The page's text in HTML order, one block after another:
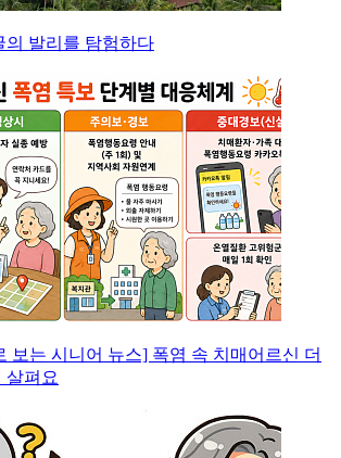
의 발리를 탐험하다
보는 시니어 뉴스] 폭염 속 치매어르신 더
살펴요